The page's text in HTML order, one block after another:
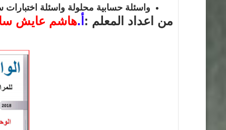
واسئلة حسابية محلولة واسئلة اختبارات
من اعداد المعلم : أ.هاشم عايش